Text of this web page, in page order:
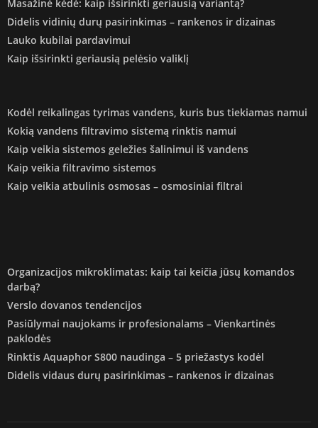
Masažinė kėdė: kaip išsirinkti geriausią variantą?
Didelis vidinių durų pasirinkimas – rankenos ir dizainas
Lauko kubilai pardavimui
Kaip išsirinkti geriausią pelėsio valiklį
Kodėl reikalingas tyrimas vandens, kuris bus tiekiamas namui
Kokią vandens filtravimo sistemą rinktis namui
Kaip veikia sistemos geležies šalinimui iš vandens
Kaip veikia filtravimo sistemos
Kaip veikia atbulinis osmosas – osmosiniai filtrai
Organizacijos mikroklimatas: kaip tai keičia jūsų komandos
darbą?
Verslo dovanos tendencijos
Pasiūlymai naujokams ir profesionalams – Vienkartinės
paklodės
Rinktis Aquaphor S800 naudinga – 5 priežastys kodėl
Didelis vidaus durų pasirinkimas – rankenos ir dizainas